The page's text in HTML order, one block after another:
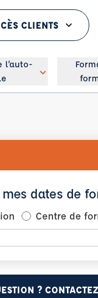
CLIENTS
l’auto-
dates de
Centre de
?